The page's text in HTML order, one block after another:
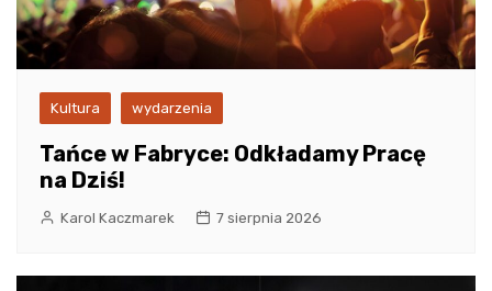
Kultura wydarzenia
Tańce w Fabryce: Odkładamy Pracę
na Dziś!
Karol Kaczmarek 7 sierpnia 2026